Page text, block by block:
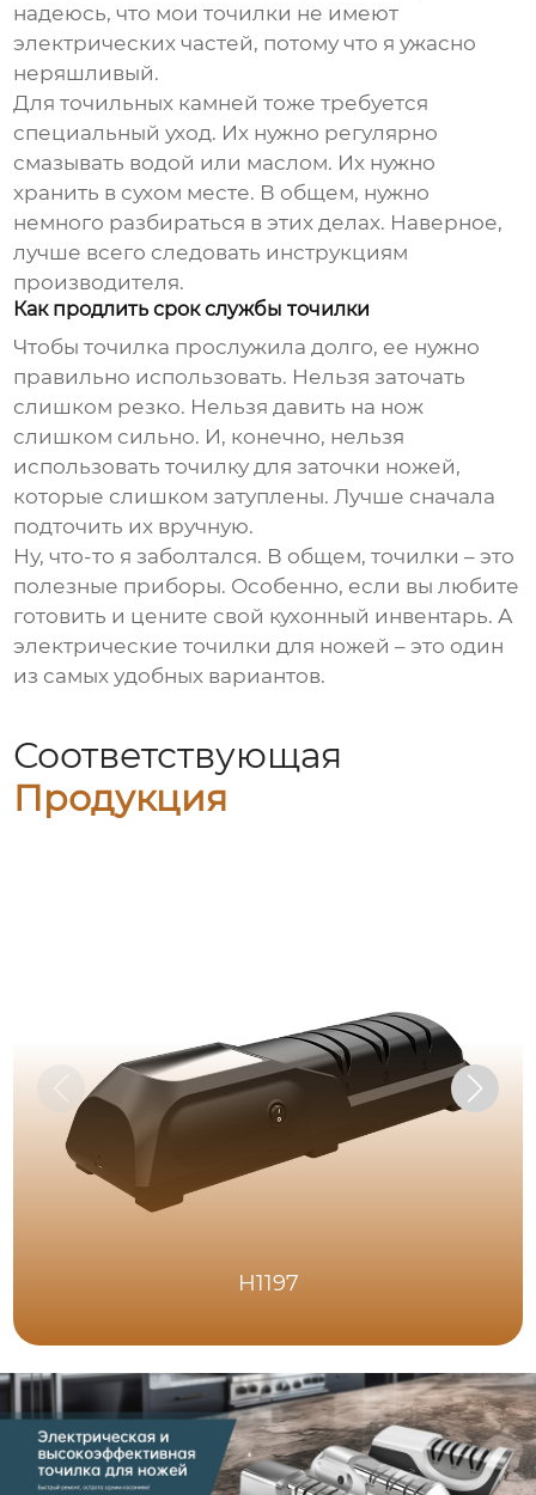
надеюсь, что мои точилки не имеют
электрических частей, потому что я ужасно
неряшливый.
Для точильных камней тоже требуется
специальный уход. Их нужно регулярно
смазывать водой или маслом. Их нужно
хранить в сухом месте. В общем, нужно
немного разбираться в этих делах. Наверное,
лучше всего следовать инструкциям
производителя.
Как продлить срок службы точилки
Чтобы точилка прослужила долго, ее нужно
правильно использовать. Нельзя заточать
слишком резко. Нельзя давить на нож
слишком сильно. И, конечно, нельзя
использовать точилку для заточки ножей,
которые слишком затуплены. Лучше сначала
подточить их вручную.
Ну, что-то я заболтался. В общем, точилки – это
полезные приборы. Особенно, если вы любите
готовить и цените свой кухонный инвентарь. А
электрические точилки для ножей – это один
из самых удобных вариантов.
Соответствующая
Продукция
H1197